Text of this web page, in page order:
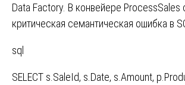
Data Factory. В конвейере ProcessSales
критическая семантическая ошибка в
sql
SELECT s.SaleId, s.Date, s.Amount,